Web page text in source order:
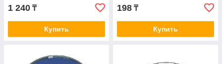
1 240 ₸
Купить
198 ₸
Купить